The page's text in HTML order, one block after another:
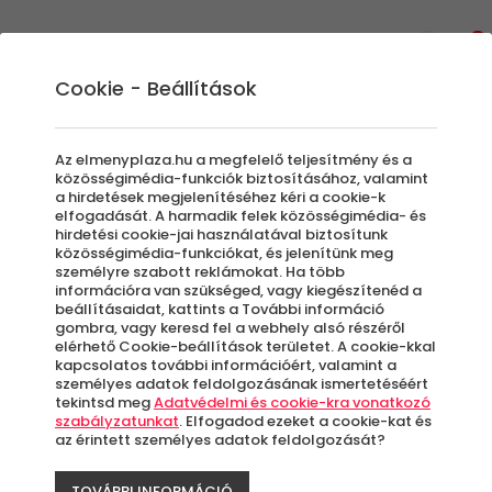
Ajándék ötletek diplomaosztóra
nőknek és férfiaknak
A diplomaosztóval egy jelentős korszak ér
véget az ember életében, ezért mindenképp
érdemes megadni a módját az ünneplésnek!
Ez az az alkalom, amikor valaki igazán
felnőtté válik és kilép az Életbe. Az idáig
elvezető kemény munkát, stressztűrést, sok
izgalmat érdemes egy komoly ajándékkal
emlékezetessé tenni. És mi más lenne erre
alkalmasabb, mint egy feledhetetlen élmény!
Ami még jobb, ha együtt élitek azt át.
Cookie - Beállítások
Az elmenyplaza.hu a megfelelő teljesítmény és a
közösségimédia-funkciók biztosításához, valamint
a hirdetések megjelenítéséhez kéri a cookie-k
elfogadását. A harmadik felek közösségimédia- és
hirdetési cookie-jai használatával biztosítunk
közösségimédia-funkciókat, és jelenítünk meg
személyre szabott reklámokat. Ha több
információra van szükséged, vagy kiegészítenéd a
beállításaidat, kattints a További információ
gombra, vagy keresd fel a webhely alsó részéről
elérhető Cookie-beállítások területet. A cookie-kkal
kapcsolatos további információért, valamint a
személyes adatok feldolgozásának ismertetéséért
tekintsd megAdatvédelmi és cookie-kra vonatkozó
szabályzatunkat. Elfogadod ezeket a cookie-kat és
az érintett személyes adatok feldolgozását?